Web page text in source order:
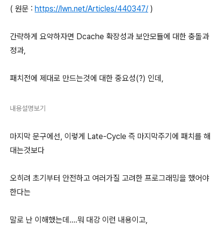
( 원문 : https://lwn.net/Articles/440347/ )
간략하게 요약하자면 Dcache 확장성과 보안모듈에 대한 충돌과
정과,
패치전에 제대로 만드는것에 대한 중요성(?) 인데,
내용설명보기
마지막 문구에선, 이렇게 Late-Cycle 즉 마지막주기에 패치를 해
대는것보다
오히려 초기부터 안전하고 여러가질 고려한 프로그래밍을 했어야
한다는
말로 난 이해했는데....뭐 대강 이런 내용이고,